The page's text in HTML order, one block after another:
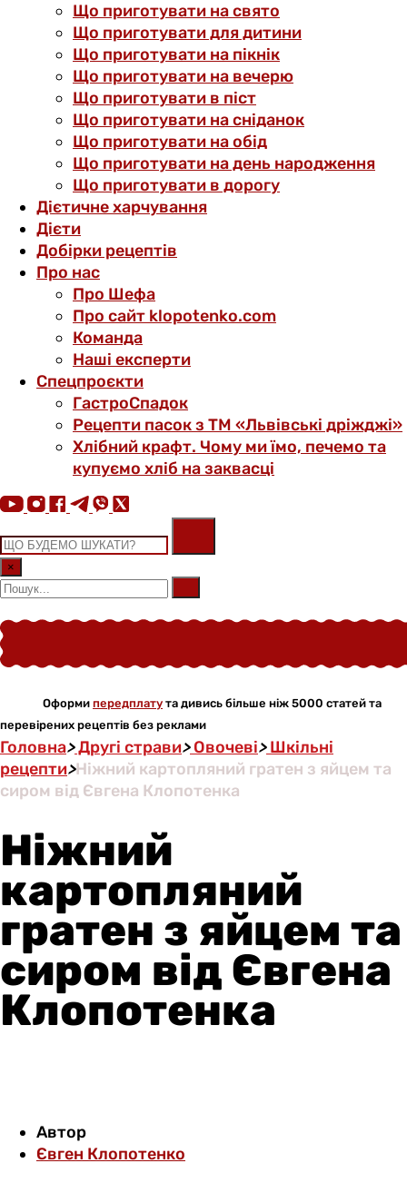
Що приготувати на свято
Що приготувати для дитини
Що приготувати на пікнік
Що приготувати на вечерю
Що приготувати в піст
Що приготувати на сніданок
Що приготувати на обід
Що приготувати на день народження
Що приготувати в дорогу
Дієтичне харчування
Дієти
Добірки рецептів
Про нас
Про Шефа
Про сайт klopotenko.com
Команда
Наші експерти
Спецпроєкти
ГастроСпадок
Рецепти пасок з ТМ «Львівські дріжджі»
Хлібний крафт. Чому ми їмо, печемо та
купуємо хліб на заквасці
×
Оформи передплату та дивись більше ніж 5000 статей та
перевірених рецептів без реклами
Головна>Другі страви>Овочеві>Шкільні
рецепти>Ніжний картопляний гратен з яйцем та
сиром від Євгена Клопотенка
Ніжний
картопляний
гратен з яйцем та
сиром від Євгена
Клопотенка
Автор
Євген Клопотенко